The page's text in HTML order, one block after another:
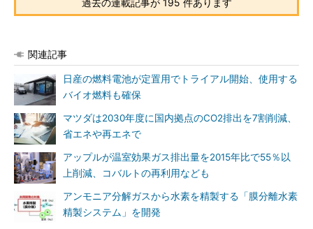
過去の連載記事が 195 件あります
関連記事
日産の燃料電池が定置用でトライアル開始、使用する
バイオ燃料も確保
マツダは2030年度に国内拠点のCO2排出を7割削減、
省エネや再エネで
アップルが温室効果ガス排出量を2015年比で55％以
上削減、コバルトの再利用なども
アンモニア分解ガスから水素を精製する「膜分離水素
精製システム」を開発